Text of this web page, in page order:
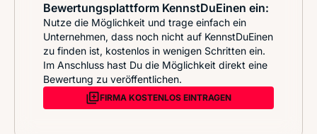
Bewertungsplattform KennstDuEinen ein:
Nutze die Möglichkeit und trage einfach ein
Unternehmen, dass noch nicht auf KennstDuEinen
zu finden ist, kostenlos in wenigen Schritten ein.
Im Anschluss hast Du die Möglichkeit direkt eine
Bewertung zu veröffentlichen.
FIRMA KOSTENLOS EINTRAGEN